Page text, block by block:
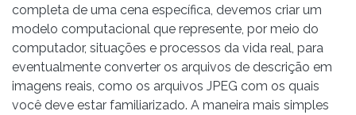
completa de uma cena específica, devemos criar um
modelo computacional que represente, por meio do
computador, situações e processos da vida real, para
eventualmente converter os arquivos de descrição em
imagens reais, como os arquivos JPEG com os quais
você deve estar familiarizado. A maneira mais simples